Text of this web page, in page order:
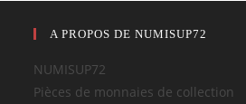
A PROPOS DE NUMISUP72
NUMISUP72
Pièces de monnaies de collection